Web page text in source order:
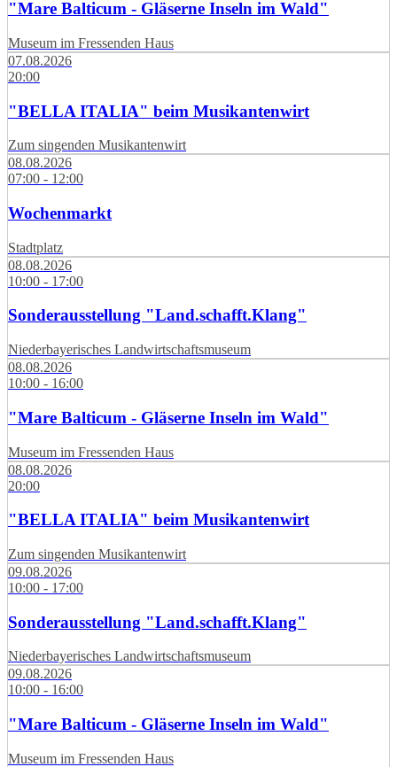
"Mare Balticum - Gläserne Inseln im Wald"
Museum im Fressenden Haus
07.08.2026
20:00
"BELLA ITALIA" beim Musikantenwirt
Zum singenden Musikantenwirt
08.08.2026
07:00 - 12:00
Wochenmarkt
Stadtplatz
08.08.2026
10:00 - 17:00
Sonderausstellung "Land.schafft.Klang"
Niederbayerisches Landwirtschaftsmuseum
08.08.2026
10:00 - 16:00
"Mare Balticum - Gläserne Inseln im Wald"
Museum im Fressenden Haus
08.08.2026
20:00
"BELLA ITALIA" beim Musikantenwirt
Zum singenden Musikantenwirt
09.08.2026
10:00 - 17:00
Sonderausstellung "Land.schafft.Klang"
Niederbayerisches Landwirtschaftsmuseum
09.08.2026
10:00 - 16:00
"Mare Balticum - Gläserne Inseln im Wald"
Museum im Fressenden Haus